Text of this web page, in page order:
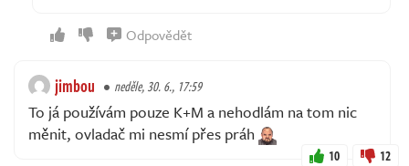
Odpovědět
jimbou neděle, 30. 6., 17:59
To já používám pouze K+M a nehodlám na tom nic
měnit, ovladač mi nesmí přes práh
10 12